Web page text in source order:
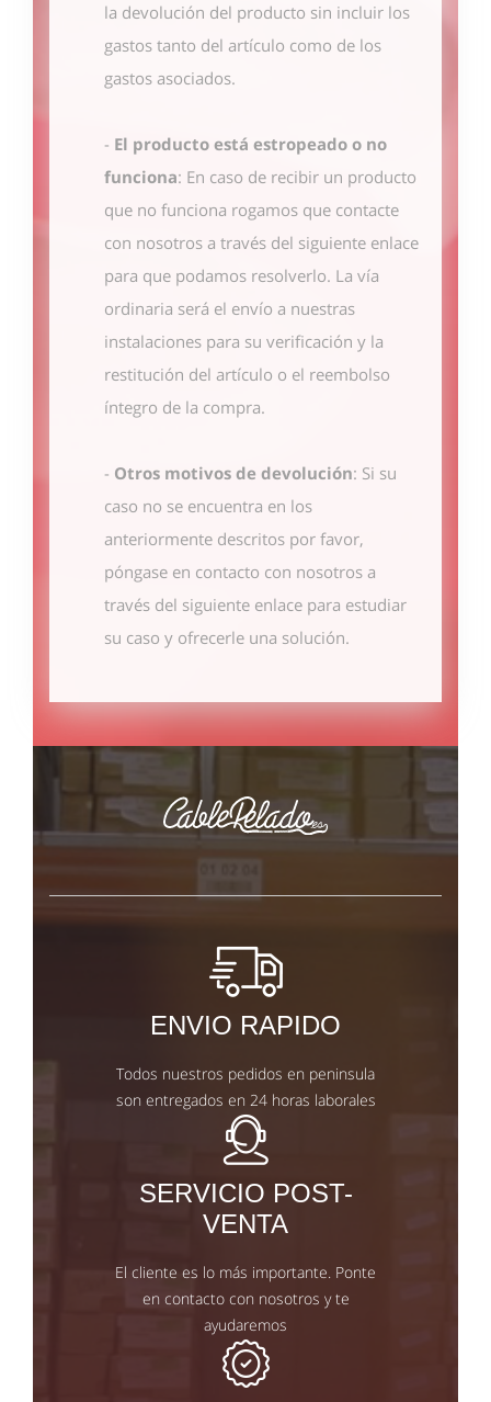
la devolución del producto sin incluir los
gastos tanto del artículo como de los
gastos asociados.
- El producto está estropeado o no
funciona: En caso de recibir un producto
que no funciona rogamos que contacte
con nosotros a través del siguiente enlace
para que podamos resolverlo. La vía
ordinaria será el envío a nuestras
instalaciones para su verificación y la
restitución del artículo o el reembolso
íntegro de la compra.
- Otros motivos de devolución: Si su
caso no se encuentra en los
anteriormente descritos por favor,
póngase en contacto con nosotros a
través del siguiente enlace para estudiar
su caso y ofrecerle una solución.
ENVIO RAPIDO
Todos nuestros pedidos en peninsula
son entregados en 24 horas laborales
SERVICIO POST-
VENTA
El cliente es lo más importante. Ponte
en contacto con nosotros y te
ayudaremos